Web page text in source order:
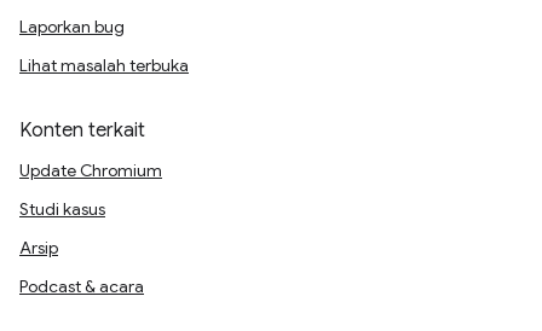
Laporkan bug
Lihat masalah terbuka
Konten terkait
Update Chromium
Studi kasus
Arsip
Podcast & acara